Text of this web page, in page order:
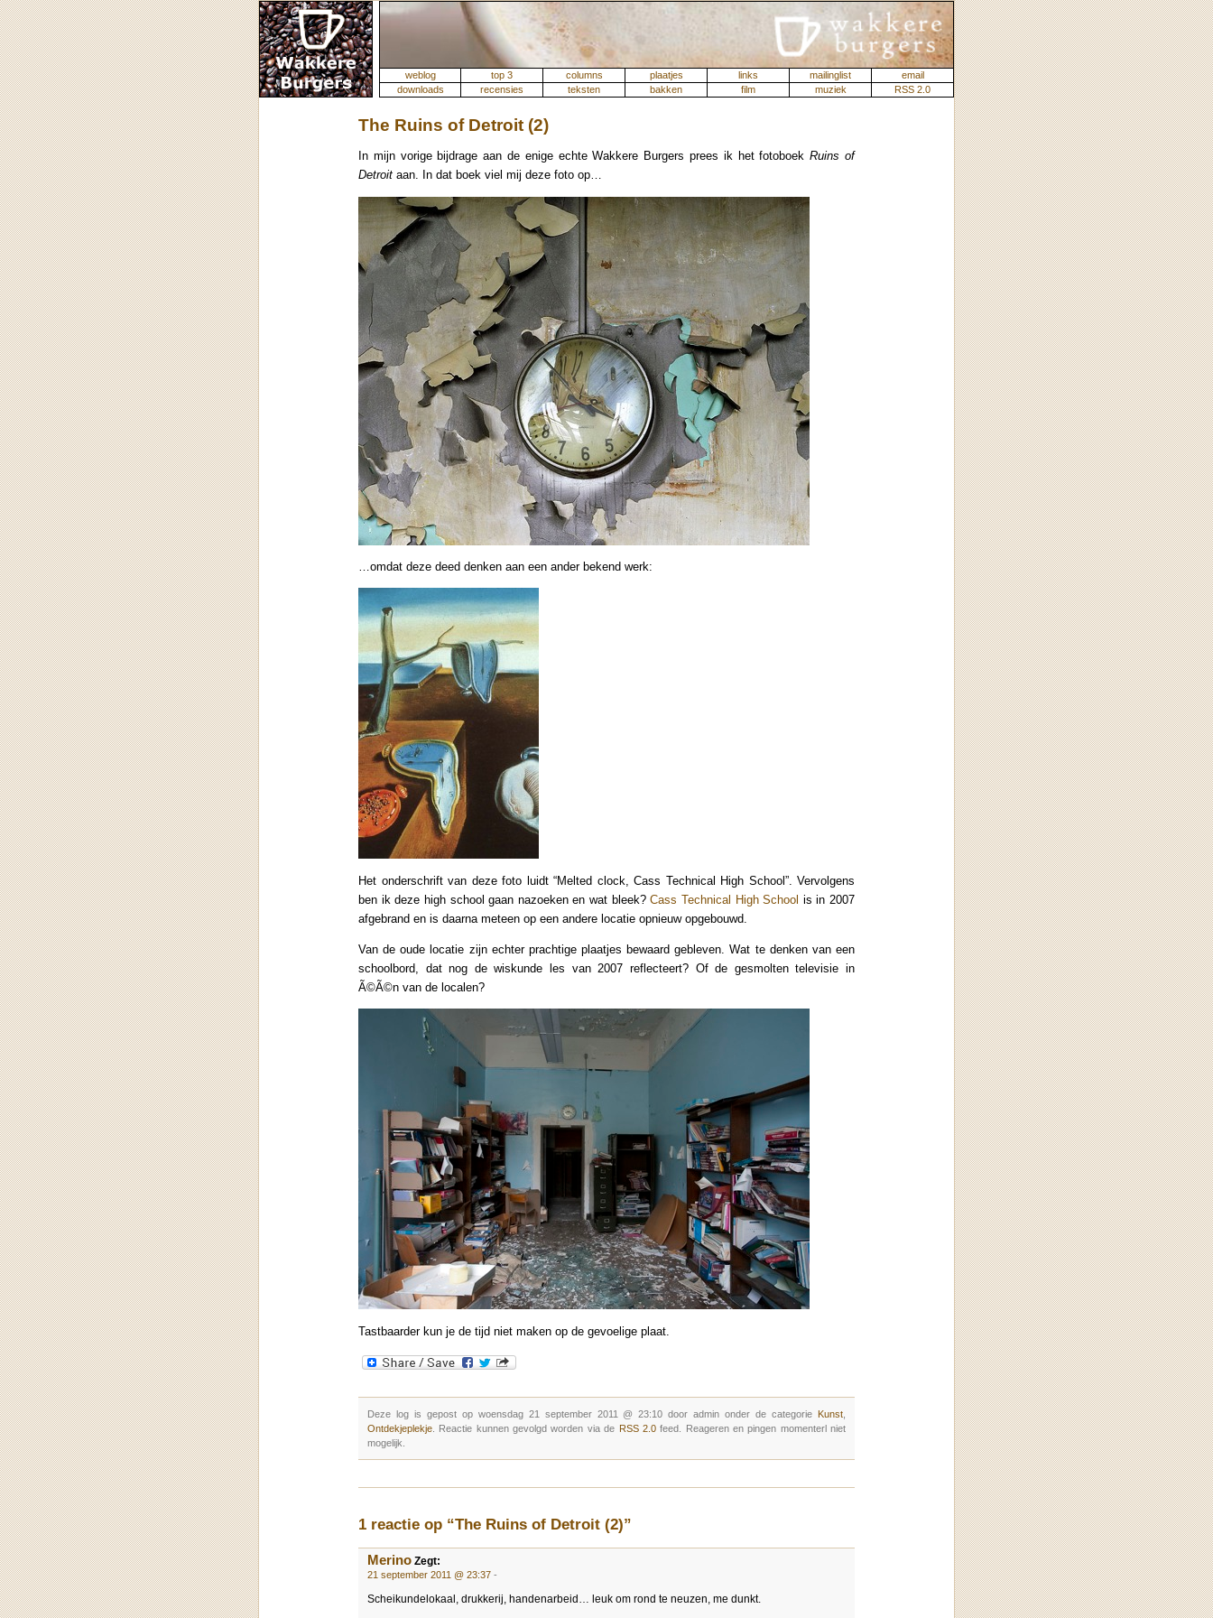
weblog top 3 columns plaatjes links mailinglist
email
downloads
recensies teksten bakken film muziek RSS 2.0
The Ruins of Detroit (2)
In mijn vorige bijdrage aan de enige echte Wakkere Burgers prees ik het fotoboekRuins of
Detroit aan. In dat boek viel mij deze foto op…
…omdat deze deed denken aan een ander bekend werk:
Het onderschrift van deze foto luidt “Melted clock, Cass Technical High School”. Vervolgens
ben ik deze high school gaan nazoeken en wat bleek?Cass Technical High School is in 2007
afgebrand en is daarna meteen op een andere locatie opnieuw opgebouwd.
Van de oude locatie zijn echter prachtige plaatjes bewaard gebleven. Wat te denken van een
schoolbord, dat nog de wiskunde les van 2007 reflecteert? Of de gesmolten televisie in
Ã©Ã©n van de localen?
Tastbaarder kun je de tijd niet maken op de gevoelige plaat.
Deze log is gepost op woensdag 21 september 2011 @ 23:10 door admin onder de categorie Kunst
Ontdekjeplekje . Reactie kunnen gevolgd worden via de RSS 2.0feed. Reageren en pingen momenterl niet
mogelijk.
1 reactie op “The Ruins of Detroit (2)”
Merino Zegt:
21 september 2011 @ 23:37 -
Scheikundelokaal, drukkerij, handenarbeid… leuk om rond te neuzen, me dunkt.